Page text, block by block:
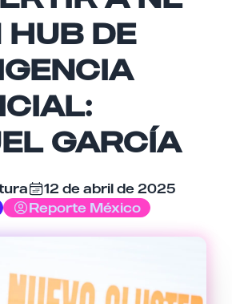
HUB DE
GARCÍA
12 de abril de 2025
Reporte México
Enviar comentario